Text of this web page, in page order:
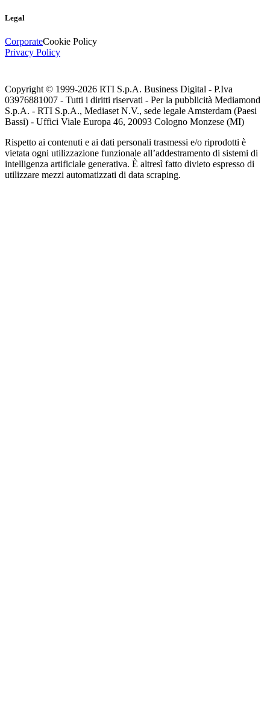
Legal
CorporateCookie Policy
Privacy Policy
Copyright © 1999-2026 RTI S.p.A. Business Digital - P.Iva
03976881007 - Tutti i diritti riservati - Per la pubblicità Mediamond
S.p.A. - RTI S.p.A., Mediaset N.V., sede legale Amsterdam (Paesi
Bassi) - Uffici Viale Europa 46, 20093 Cologno Monzese (MI)
Rispetto ai contenuti e ai dati personali trasmessi e/o riprodotti è
vietata ogni utilizzazione funzionale all’addestramento di sistemi di
intelligenza artificiale generativa. È altresì fatto divieto espresso di
utilizzare mezzi automatizzati di data scraping.